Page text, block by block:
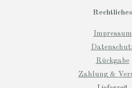
Rechtliches
Impressum
Rückgabe
Zahlung &